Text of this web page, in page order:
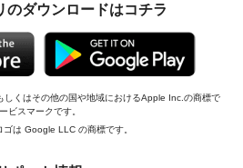
のダウンロードはコチラ
くはその他の国や地域におけるApple Inc.の商標で
ビスマークです。
は Google LLC の商標です。